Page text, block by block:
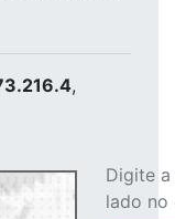
,
Digite
lado no